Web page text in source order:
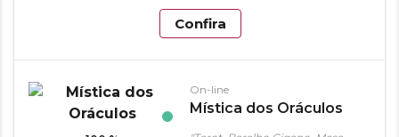
Confira
On-line
Mística dos Oráculos